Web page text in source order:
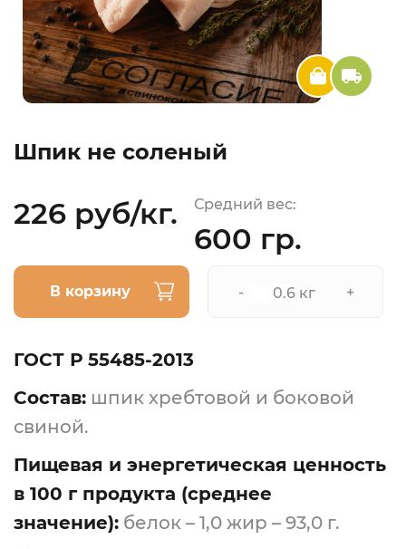
Шпик не соленый
226 руб/кг. Средний вес:
600 гр.
В корзину - кг +
ГОСТ Р 55485-2013
Состав: шпик хребтовой и боковой
свиной.
Пищевая и энергетическая ценность
в 100 г продукта (среднее
значение): белок – 1,0 жир – 93,0 г.